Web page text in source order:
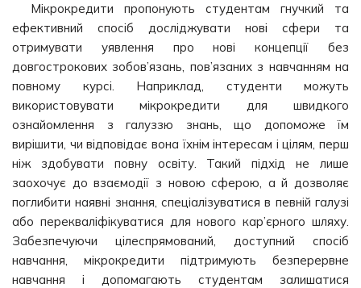
Мікрокредити пропонують студентам гнучкий та
ефективний спосіб досліджувати нові сфери та
отримувати уявлення про нові концепції без
довгострокових зобов’язань, пов’язаних з навчанням на
повному курсі. Наприклад, студенти можуть
використовувати мікрокредити для швидкого
ознайомлення з галуззю знань, що допоможе їм
вирішити, чи відповідає вона їхнім інтересам і цілям, перш
ніж здобувати повну освіту. Такий підхід не лише
заохочує до взаємодії з новою сферою, а й дозволяє
поглибити наявні знання, спеціалізуватися в певній галузі
або перекваліфікуватися для нового кар’єрного шляху.
Забезпечуючи цілеспрямований, доступний спосіб
навчання, мікрокредити підтримують безперервне
навчання і допомагають студентам залишатися